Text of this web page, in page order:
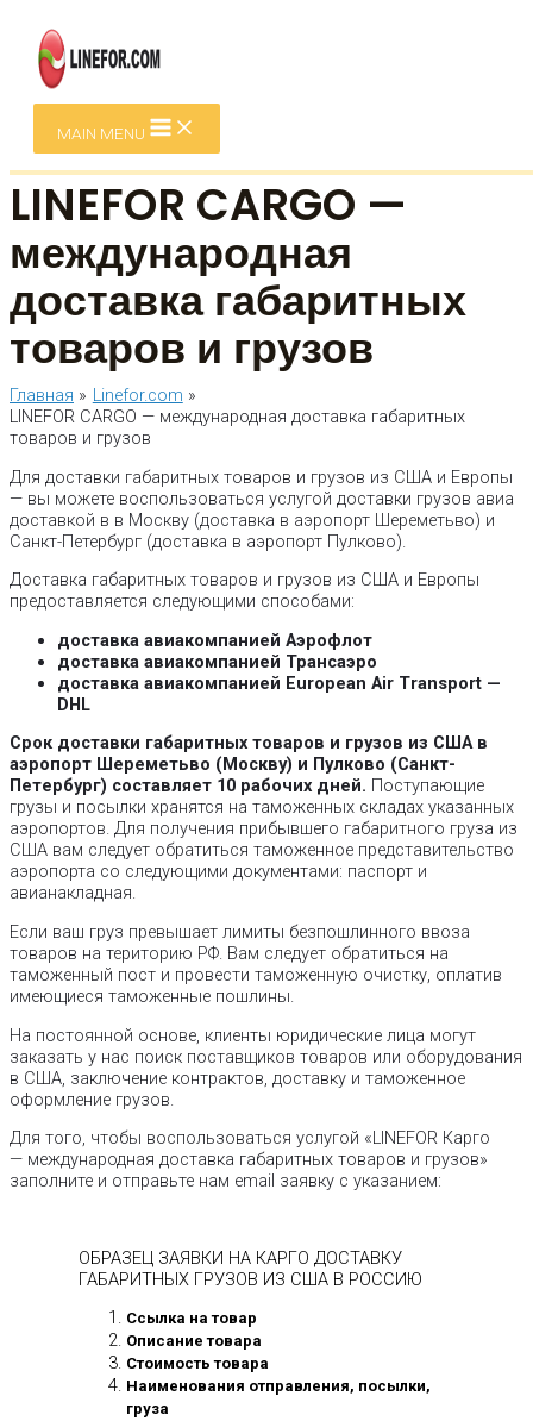
MAIN MENU
LINEFOR CARGO —
международная
доставка габаритных
товаров и грузов
Главная
Linefor.com
LINEFOR CARGO — международная доставка габаритных
товаров и грузов
Для доставки габаритных товаров и грузов из США и Европы
— вы можете воспользоваться услугой доставки грузов авиа
доставкой в в Москву (доставка в аэропорт Шереметьво) и
Санкт-Петербург (доставка в аэропорт Пулково).
Доставка габаритных товаров и грузов из США и Европы
предоставляется следующими способами:
доставка авиакомпанией Аэрофлот
доставка авиакомпанией Трансаэро
доставка авиакомпанией European Air Transport —
DHL
Срок доставки габаритных товаров и грузов из США в
аэропорт Шереметьво (Москву) и Пулково (Санкт-
Петербург) составляет 10 рабочих дней. Поступающие
грузы и посылки хранятся на таможенных складах указанных
аэропортов. Для получения прибывшего габаритного груза из
США вам следует обратиться таможенное представительство
аэропорта со следующими документами: паспорт и
авианакладная.
Если ваш груз превышает лимиты безпошлинного ввоза
товаров на територию РФ. Вам следует обратиться на
таможенный пост и провести таможенную очистку, оплатив
имеющиеся таможенные пошлины.
На постоянной основе, клиенты юридические лица могут
заказать у нас поиск поставщиков товаров или оборудования
в США, заключение контрактов, доставку и таможенное
оформление грузов.
Для того, чтобы воспользоваться услугой «LINEFOR Карго
— международная доставка габаритных товаров и грузов»
заполните и отправьте нам email заявку с указанием:
ОБРАЗЕЦ ЗАЯВКИ НА КАРГО ДОСТАВКУ
ГАБАРИТНЫХ ГРУЗОВ ИЗ США В РОССИЮ
Ссылка на товар
Описание товара
Стоимость товара
Наименования отправления, посылки,
груза